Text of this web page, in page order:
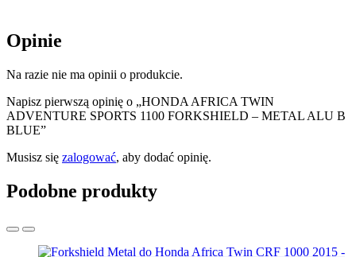
Opinie
Na razie nie ma opinii o produkcie.
Napisz pierwszą opinię o „HONDA AFRICA TWIN
ADVENTURE SPORTS 1100 FORKSHIELD – METAL ALU B
BLUE”
Musisz się zalogować, aby dodać opinię.
Podobne produkty